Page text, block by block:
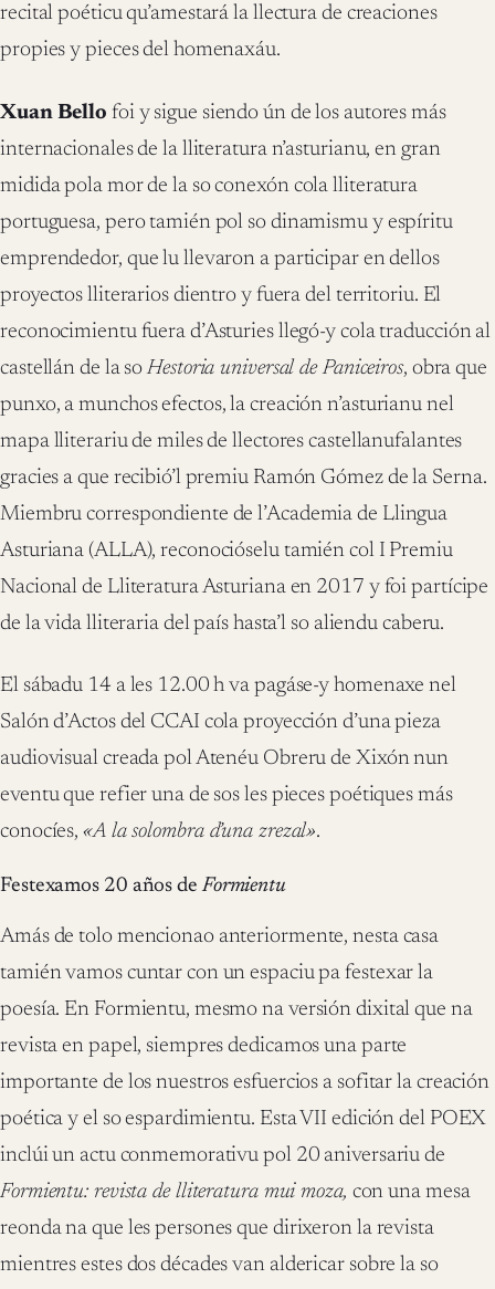
recital poéticu qu’amestará la llectura de creaciones
propies y pieces del homenaxáu.
Xuan Bello foi y sigue siendo ún de los autores más
internacionales de la lliteratura n’asturianu, en gran
midida pola mor de la so conexón cola lliteratura
portuguesa, pero tamién pol so dinamismu y espíritu
emprendedor, que lu llevaron a participar en dellos
proyectos lliterarios dientro y fuera del territoriu. El
reconocimientu fuera d’Asturies llegó-y cola traducción al
castellán de la soHestoria universal de Paniceiros, obra que
punxo, a munchos efectos, la creación n’asturianu nel
mapa lliterariu de miles de llectores castellanufalantes
gracies a que recibió’l premiu Ramón Gómez de la Serna.
Miembru correspondiente de l’Academia de Llingua
Asturiana (ALLA), reconocióselu tamién col I Premiu
Nacional de Lliteratura Asturiana en 2017 y foi partícipe
de la vida lliteraria del país hasta’l so aliendu caberu.
El sábadu 14 a les 12.00 h va pagáse-y homenaxe nel
Salón d’Actos del CCAI cola proyección d’una pieza
audiovisual creada pol Atenéu Obreru de Xixón nun
eventu que refier una de sos les pieces poétiques más
conocíes,«A la solombra d’una zrezal».
Festexamos 20 años deFormientu
Amás de tolo mencionao anteriormente, nesta casa
tamién vamos cuntar con un espaciu pa festexar la
poesía. En Formientu, mesmo na versión dixital que na
revista en papel, siempres dedicamos una parte
importante de los nuestros esfuercios a sofitar la creación
poética y el so espardimientu. Esta VII edición del POEX
inclúi un actu conmemorativu pol 20 aniversariu de
Formientu: revista de lliteratura mui moza, con una mesa
reonda na que les persones que dirixeron la revista
mientres estes dos décades van aldericar sobre la so